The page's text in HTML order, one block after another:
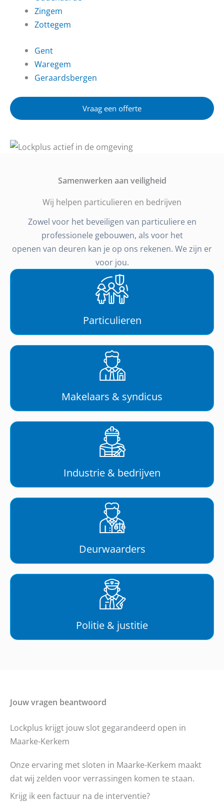
Zingem
Zottegem
Gent
Waregem
Geraardsbergen
Vraag een offerte
Samenwerken aan veiligheid
Wij helpen particulieren en bedrijven
Zowel voor het beveiligen van particuliere en
professionele gebouwen, als voor het
openen van deuren kan je op ons rekenen. We zijn er
voor jou.
Particulieren
Makelaars & syndicus
Industrie & bedrijven
Deurwaarders
Politie & justitie
Jouw vragen beantwoord
Lockplus krijgt jouw slot gegarandeerd open in
Maarke-Kerkem
Onze ervaring met sloten in Maarke-Kerkem maakt
dat wij zelden voor verrassingen komen te staan.
Krijg ik een factuur na de interventie?